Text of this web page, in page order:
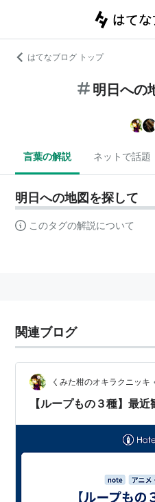
はてなブログ トップ
明日への
言葉の解説 ネットで話題
明日への地図を探して
このタグの解説について
関連ブログ
くみた柑のオキラクニッキ
【ループもの３種】最